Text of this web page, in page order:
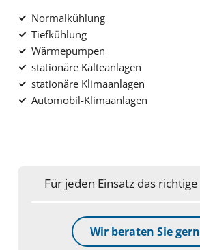
Normalkühlung
Tiefkühlung
Wärmepumpen
stationäre Kälteanlagen
stationäre Klimaanlagen
Automobil-Klimaanlagen
Für jeden Einsatz das
Wir beraten Sie